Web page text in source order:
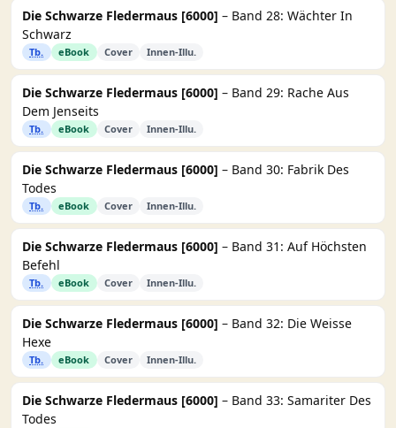
Die Schwarze Fledermaus [6000] – Band 28: Wächter In
Schwarz
Tb. eBook Cover Innen-Illu.
Die Schwarze Fledermaus [6000] – Band 29: Rache Aus
Dem Jenseits
Tb. eBook Cover Innen-Illu.
Die Schwarze Fledermaus [6000] – Band 30: Fabrik Des
Todes
Tb. eBook Cover Innen-Illu.
Die Schwarze Fledermaus [6000] – Band 31: Auf Höchsten
Befehl
Tb. eBook Cover Innen-Illu.
Die Schwarze Fledermaus [6000] – Band 32: Die Weisse
Hexe
Tb. eBook Cover Innen-Illu.
Die Schwarze Fledermaus [6000] – Band 33: Samariter Des
Todes